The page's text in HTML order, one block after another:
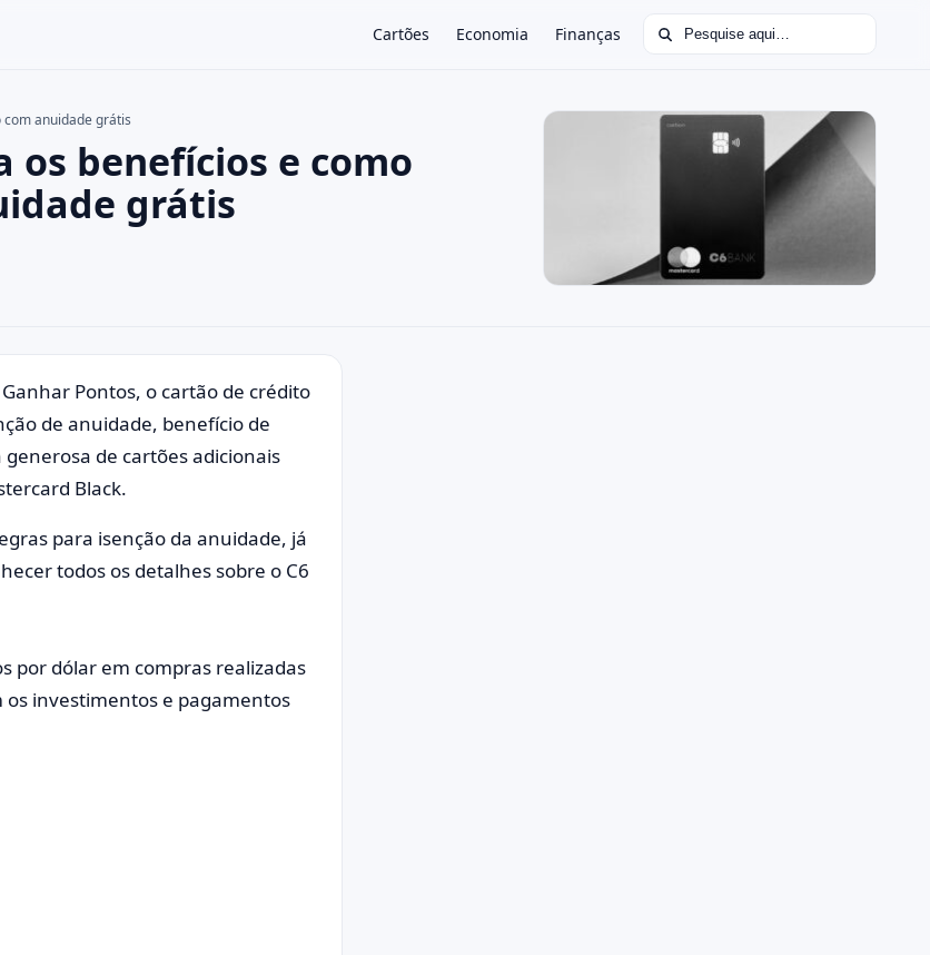
Cartões Economia Finanças Buscar por:
×
com anuidade grátis
os benefícios e como
grátis
Pontos, o cartão de crédito
de anuidade, benefício de
de cartões adicionais
Black.
para isenção da anuidade, já
todos os detalhes sobre o C6
por dólar em compras realizadas
investimentos e pagamentos